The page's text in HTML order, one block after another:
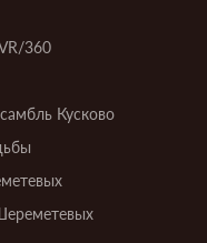
360
Кусково